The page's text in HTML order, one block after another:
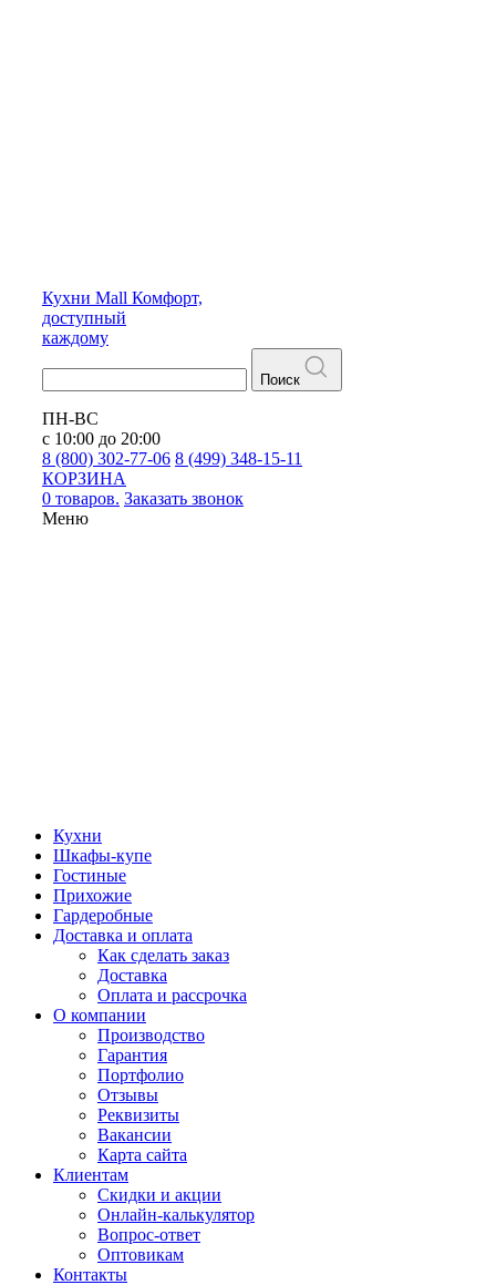
Кухни Mall Комфорт,
доступный
каждому
Поиск
ПН-ВС
с 10:00 до 20:00
8 (800) 302-77-06 8 (499) 348-15-11
КОРЗИНА
0 товаров. Заказать звонок
Меню
Кухни
Шкафы-купе
Гостиные
Прихожие
Гардеробные
Доставка и оплата
Как сделать заказ
Доставка
Оплата и рассрочка
О компании
Производство
Гарантия
Портфолио
Отзывы
Реквизиты
Вакансии
Карта сайта
Клиентам
Скидки и акции
Онлайн-калькулятор
Вопрос-ответ
Оптовикам
Контакты